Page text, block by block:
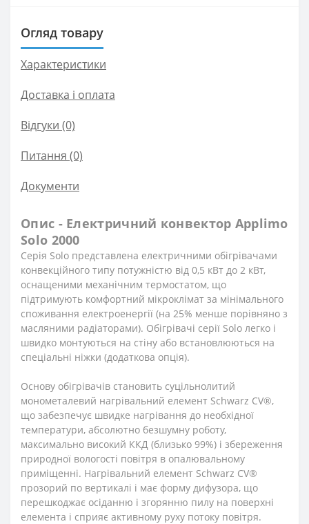
Огляд товару
Характеристики
Доставка і оплата
Відгуки (0)
Питання (0)
Документи
Опис - Електричний конвектор Applimo
Solo 2000
Серія Solo представлена електричними обігрівачами
конвекційного типу потужністю від 0,5 кВт до 2 кВт,
оснащеними механічним термостатом, що
підтримують комфортний мікроклімат за мінімального
споживання електроенергії (на 25% менше порівняно з
масляними радіаторами). Обігрівачі серії Solo легко і
швидко монтуються на стіну або встановлюються на
спеціальні ніжки (додаткова опція).
Основу обігрівачів становить суцільнолитий
монометалевий нагрівальний елемент Schwarz CV®,
що забезпечує швидке нагрівання до необхідної
температури, абсолютно безшумну роботу,
максимально високий ККД (близько 99%) і збереження
природної вологості повітря в опалювальному
приміщенні. Нагрівальний елемент Schwarz CV®
прозорий по вертикалі і має форму дифузора, що
перешкоджає осіданню і згорянню пилу на поверхні
елемента і сприяє активному руху потоку повітря.